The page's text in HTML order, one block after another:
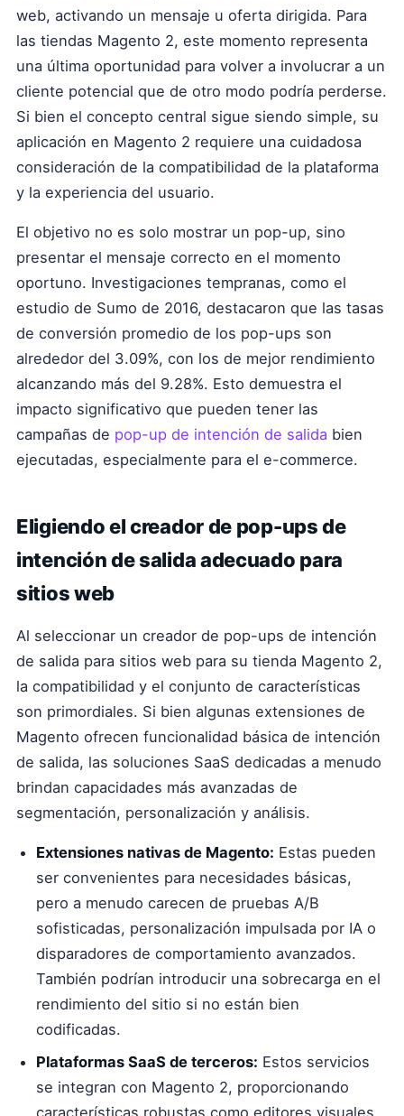
web, activando un mensaje u oferta dirigida. Para
las tiendas Magento 2, este momento representa
una última oportunidad para volver a involucrar a un
cliente potencial que de otro modo podría perderse.
Si bien el concepto central sigue siendo simple, su
aplicación en Magento 2 requiere una cuidadosa
consideración de la compatibilidad de la plataforma
y la experiencia del usuario.
El objetivo no es solo mostrar un pop-up, sino
presentar el mensaje correcto en el momento
oportuno. Investigaciones tempranas, como el
estudio de Sumo de 2016, destacaron que las tasas
de conversión promedio de los pop-ups son
alrededor del 3.09%, con los de mejor rendimiento
alcanzando más del 9.28%. Esto demuestra el
impacto significativo que pueden tener las
campañas de pop-up de intención de salida bien
ejecutadas, especialmente para el e-commerce.
Eligiendo el creador de pop-ups de
intención de salida adecuado para
sitios web
Al seleccionar un creador de pop-ups de intención
de salida para sitios web para su tienda Magento 2,
la compatibilidad y el conjunto de características
son primordiales. Si bien algunas extensiones de
Magento ofrecen funcionalidad básica de intención
de salida, las soluciones SaaS dedicadas a menudo
brindan capacidades más avanzadas de
segmentación, personalización y análisis.
Extensiones nativas de Magento: Estas pueden
ser convenientes para necesidades básicas,
pero a menudo carecen de pruebas A/B
sofisticadas, personalización impulsada por IA o
disparadores de comportamiento avanzados.
También podrían introducir una sobrecarga en el
rendimiento del sitio si no están bien
codificadas.
Plataformas SaaS de terceros: Estos servicios
se integran con Magento 2, proporcionando
características robustas como editores visuales,